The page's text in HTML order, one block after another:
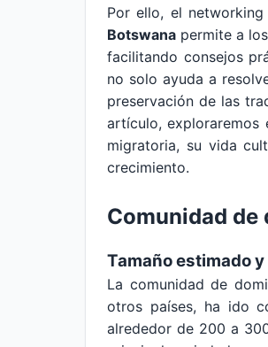
Por ello, el
Botswana permite a
facilitando consejos
no solo ayuda a
preservación de las
artículo, exploraremos
migratoria, su vida
crecimiento.
Comunidad de
Tamaño estimado
La comunidad de
otros países, ha ido
alrededor de 200 a